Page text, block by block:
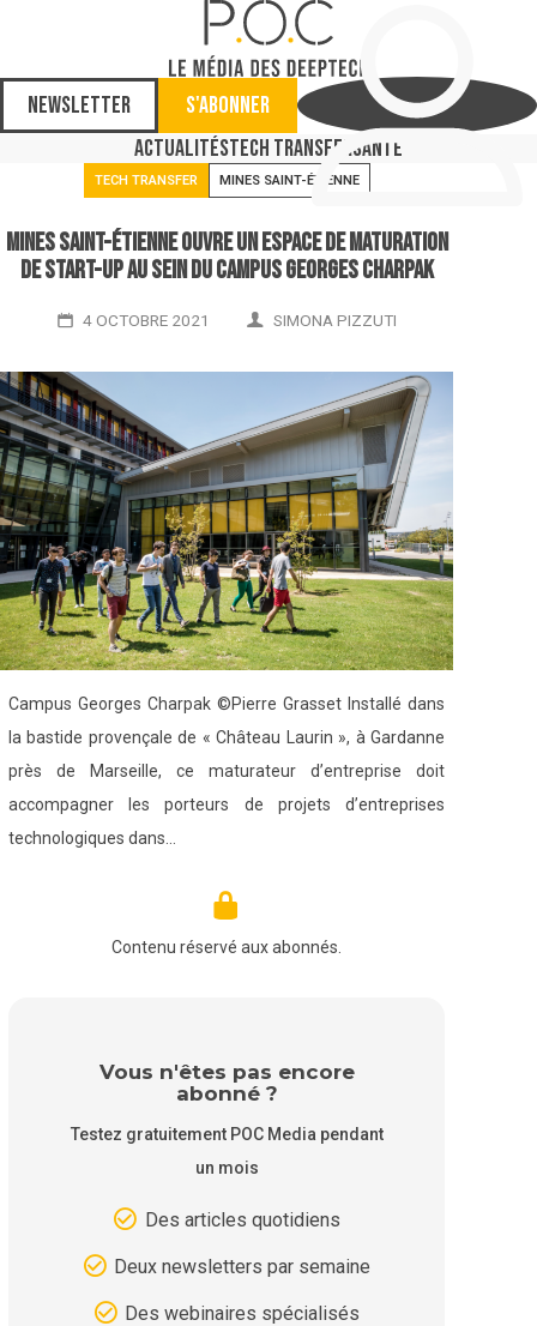
Newsletter
S'abonner
ActualitésTech TransferSanté
TECH TRANSFER MINES SAINT-ÉTIENNE
Mines Saint-Étienne ouvre un espace de maturation
de start-up au sein du Campus Georges Charpak
4 OCTOBRE 2021 SIMONA PIZZUTI
Campus Georges Charpak ©Pierre Grasset Installé dans
la bastide provençale de « Château Laurin », à Gardanne
près de Marseille, ce maturateur d’entreprise doit
accompagner les porteurs de projets d’entreprises
technologiques dans…
Contenu réservé aux abonnés.
Vous n'êtes pas encore
abonné ?
Testez gratuitement POC Media pendant
un mois
Des articles quotidiens
Deux newsletters par semaine
Des webinaires spécialisés